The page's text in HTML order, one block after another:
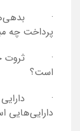
·
پرداخت چه
· ثروت
است؟
· دارایی
دارایی‌هایی